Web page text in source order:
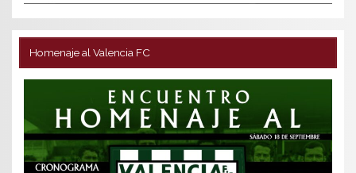
Homenaje al Valencia FC